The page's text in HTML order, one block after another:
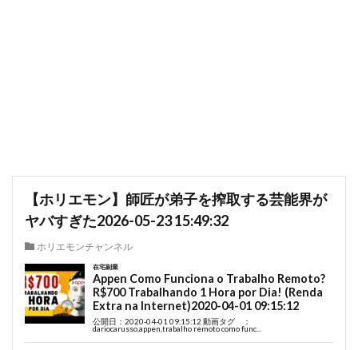
【ホリエモン】師匠が弟子を搾取する芸能界が
ヤバすぎた2026-05-23 15:49:32
ホリエモンチャンネル